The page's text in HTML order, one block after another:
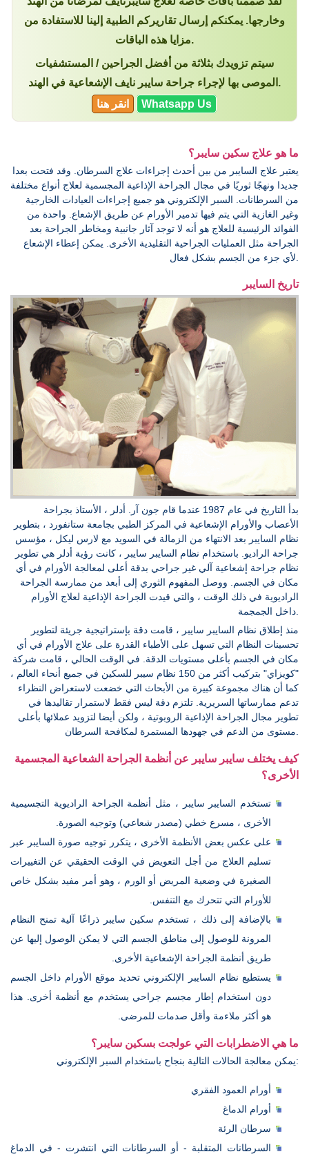
وخارجها. يمكنكم إرسال تقاريركم الطبية إلينا للاستفادة من
مزايا هذه الباقات.
سيتم تزويدك بثلاثة من أفضل الجراحين / المستشفيات
الموصى بها لإجراء جراحة سايبر نايف الإشعاعية في الهند.
انقر هنا
Whatsapp Us
ما هو علاج سكين سايبر؟
يعتبر علاج السايبر من بين أحدث إجراءات علاج السرطان. وقد فتحت بعدا
جديدا ونهجًا ثوريًا في مجال الجراحة الإذاعية المجسمية لعلاج أنواع مختلفة
من السرطانات. السبر الإلكتروني هو جميع إجراءات العيادات الخارجية
وغير الغازية التي يتم فيها تدمير الأورام عن طريق الإشعاع. واحدة من
الفوائد الرئيسية للعلاج هو أنه لا توجد آثار جانبية ومخاطر الجراحة بعد
الجراحة مثل العمليات الجراحية التقليدية الأخرى. يمكن إعطاء الإشعاع
تاريخ السايبر
بدأ التاريخ في عام 1987 عندما قام جون آر. أدلر ، الأستاذ بجراحة
الأعصاب والأورام الإشعاعية في المركز الطبي بجامعة ستانفورد ، بتطوير
نظام السايبر بعد الانتهاء من الزمالة في السويد مع لارس ليكل ، مؤسس
جراحة الراديو. باستخدام نظام السايبر سايبر ، كانت رؤية أدلر هي تطوير
نظام جراحة إشعاعية آلي غير جراحي بدقة أعلى لمعالجة الأورام في أي
مكان في الجسم. ووصل المفهوم الثوري إلى أبعد من ممارسة الجراحة
الراديوية في ذلك الوقت ، والتي قيدت الجراحة الإذاعية لعلاج الأورام
داخل الجمجمة.
منذ إطلاق نظام السايبر سايبر ، قامت دقة بإستراتيجية جريئة لتطوير
تحسينات النظام التي تسهل على الأطباء القدرة على علاج الأورام في أي
مكان في الجسم بأعلى مستويات الدقة. في الوقت الحالي ، قامت شركة
"كويزاي" بتركيب أكثر من 150 نظام سيبر للسكين في جميع أنحاء العالم ،
كما أن هناك مجموعة كبيرة من الأبحاث التي خضعت لاستعراض النظراء
تدعم ممارساتها السريرية. تلتزم دقة ليس فقط لاستمرار تقاليدها في
تطوير مجال الجراحة الإذاعية الروبوتية ، ولكن أيضا لتزويد عملائها بأعلى
مستوى من الدعم في جهودها المستمرة لمكافحة السرطان.
كيف يختلف سايبر سايبر عن أنظمة الجراحة الشعاعية المجسمية
الأخرى؟
تستخدم السايبر سايبر ، مثل أنظمة الجراحة الراديوية التجسيمية
الأخرى ، مسرع خطي (مصدر شعاعي) وتوجيه الصورة.
على عكس بعض الأنظمة الأخرى ، يتكرر توجيه صورة السايبر عبر
تسليم العلاج من أجل التعويض في الوقت الحقيقي عن التغييرات
الصغيرة في وضعية المريض أو الورم ، وهو أمر مفيد بشكل خاص
للأورام التي تتحرك مع التنفس.
بالإضافة إلى ذلك ، تستخدم سكين سايبر ذراعًا آلية تمنح النظام
المرونة للوصول إلى مناطق الجسم التي لا يمكن الوصول إليها عن
طريق أنظمة الجراحة الإشعاعية الأخرى.
يستطيع نظام السايبر الإلكتروني تحديد موقع الأورام داخل الجسم
دون استخدام إطار مجسم جراحي يستخدم مع أنظمة أخرى. هذا
هو أكثر ملاءمة وأقل صدمات للمرضى.
ما هي الاضطرابات التي عولجت بسكين سايبر؟
يمكن معالجة الحالات التالية بنجاح باستخدام السبر الإلكتروني:
أورام العمود الفقري
أورام الدماغ
سرطان الرئة
السرطانات المتقلبة - أو السرطانات التي انتشرت - في الدماغ